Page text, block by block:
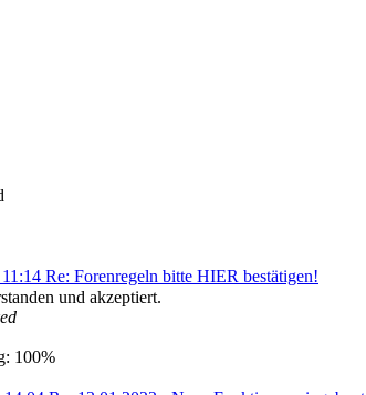
Re: Forenregeln bitte HIER bestätigen!
und akzeptiert.
100%